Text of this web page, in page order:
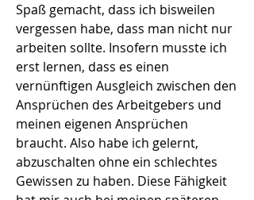
Spaß gemacht, dass ich bisweilen
vergessen habe, dass man nicht nur
arbeiten sollte. Insofern musste ich
erst lernen, dass es einen
vernünftigen Ausgleich zwischen den
Ansprüchen des Arbeitgebers und
meinen eigenen Ansprüchen
braucht. Also habe ich gelernt,
abzuschalten ohne ein schlechtes
Gewissen zu haben. Diese Fähigkeit